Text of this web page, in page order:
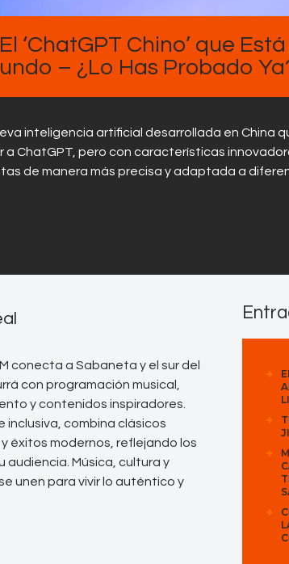
‘ChatGPT Chino’ que
– ¿Lo Has Probado
inteligencia artificial desarrollada en China
a ChatGPT, pero con características
de manera más precisa y adaptada a
conecta a Sabaneta y el sur del
con programación musical,
y contenidos inspiradores.
inclusiva, combina clásicos
éxitos modernos, reflejando los
audiencia. Música, cultura y
unen para vivir lo auténtico y